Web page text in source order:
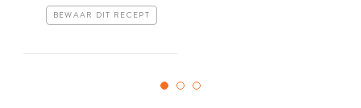
BEWAAR DIT RECEPT